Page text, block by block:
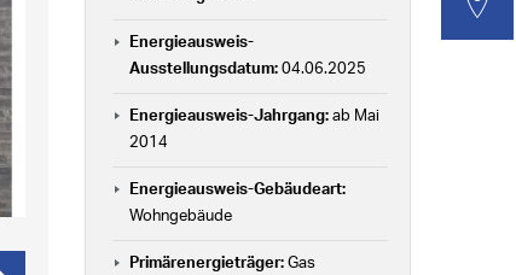
Energieausweis-
Ausstellungsdatum: 04.06.2025
Energieausweis-Jahrgang: ab Mai
2014
Energieausweis-Gebäudeart:
Wohngebäude
Primärenergieträger: Gas